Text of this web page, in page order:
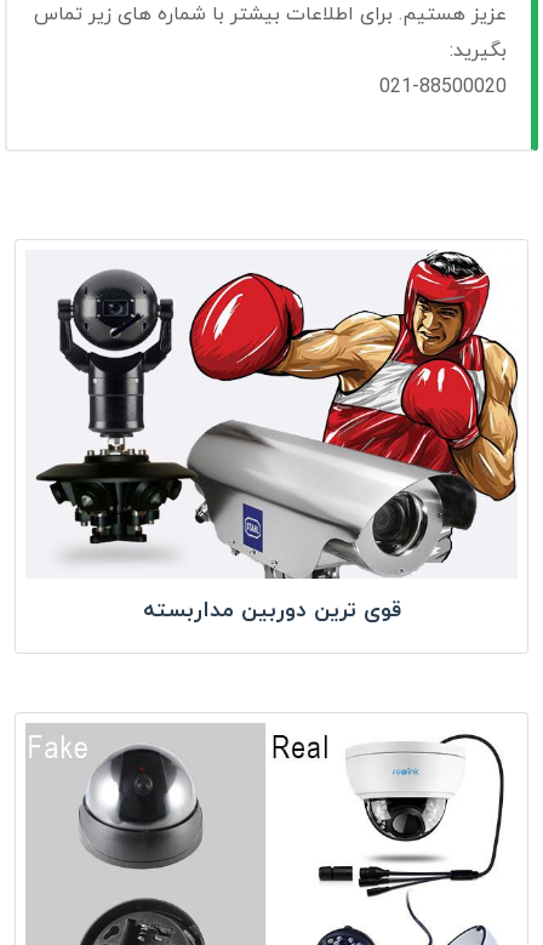
عزیز هستیم. برای اطلاعات بیشتر با شماره های زیر تماس
بگیرید:
021-88500020
قوی ترین دوربین مداربسته